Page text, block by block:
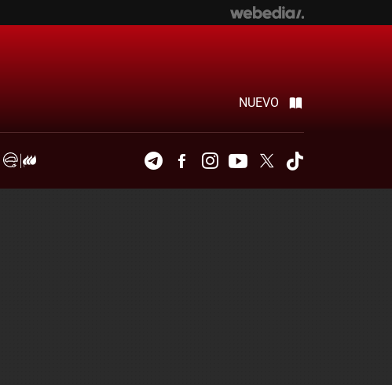
NUEVO
TelegramFacebookInstagramYoutubeTwitter